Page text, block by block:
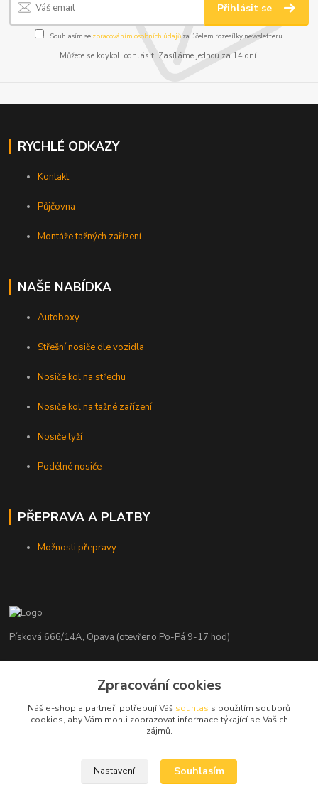
Přihlásit se
Souhlasím se zpracováním osobních údajůza účelem rozesílky newsletteru.
Můžete se kdykoli odhlásit. Zasíláme jednou za 14 dní.
RYCHLÉ ODKAZY
Kontakt
Půjčovna
Montáže tažných zařízení
NAŠE NABÍDKA
Autoboxy
Střešní nosiče dle vozidla
Nosiče kol na střechu
Nosiče kol na tažné zařízení
Nosiče lyží
Podélné nosiče
PŘEPRAVA A PLATBY
Možnosti přepravy
Písková 666/14A, Opava (otevřeno Po-Pá 9-17 hod)
+420 776 839 986
info@nosice.com
Zpracování cookies
Náš e-shop a partneři potřebují Váš souhlas s použitím souborů
cookies, aby Vám mohli zobrazovat informace týkající se Vašich
zájmů.
Nastavení Souhlasím